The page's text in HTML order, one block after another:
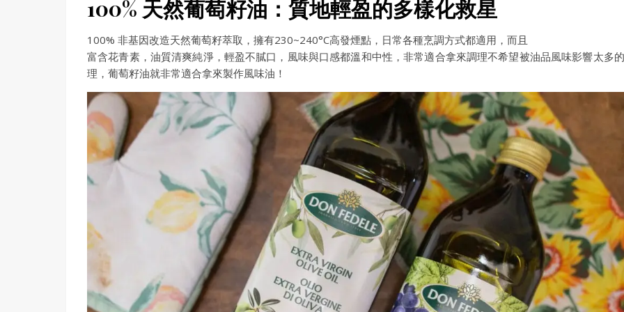
100% 天然葡萄籽油：質地輕盈的多樣化救星
100% 非基因改造天然葡萄籽萃取，擁有230~240°C高發煙點，日常各種烹調方式都適用，而且
富含花青素，油質清爽純淨，輕盈不膩口，風味與口感都溫和中性，非常適合拿來調理不希望被油品風味影響太多
理，葡萄籽油就非常適合拿來製作風味油！